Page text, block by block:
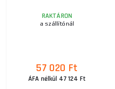
RAKTÁRON
a szállítónál
57 020 Ft
ÁFA nélkül 47 124 Ft